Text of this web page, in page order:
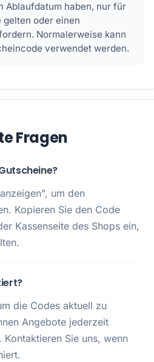
Ablaufdatum haben, nur für
oder einen
Normalerweise kann
verwendet werden.
Fragen
um den
Kopieren Sie den Code
Kassenseite des Shops ein,
die Codes aktuell zu
Angebote jederzeit
Sie uns, wenn